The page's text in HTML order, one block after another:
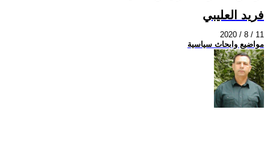
فريد العليبي
2020 / 8 / 11
مواضيع وابحاث سياسية